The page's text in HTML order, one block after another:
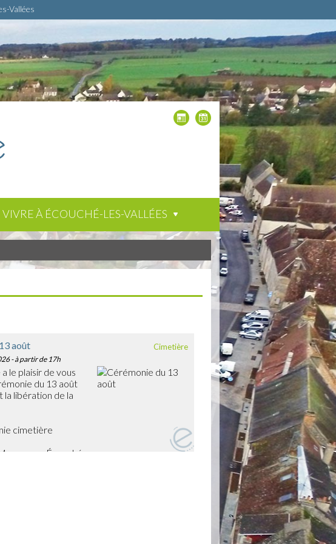
Vallées
VIVRE À ÉCOUCHÉ-LES-VALLÉES
Cimetière
août
- à partir de 17h
le plaisir de vous
du 13 août
la libération de la
cimetière
- Écouché